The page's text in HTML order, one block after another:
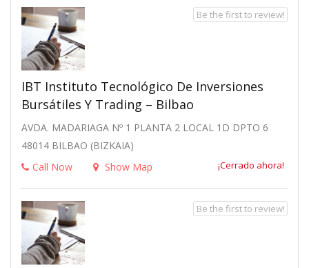
IBT Instituto Tecnológico De Inversiones
Bursátiles Y Trading – Bilbao
AVDA. MADARIAGA Nº 1 PLANTA 2 LOCAL 1D DPTO 6
48014 BILBAO (BIZKAIA)
Call Now
Show Map ¡Cerrado ahora!
Be the first to review!
Be the first to review!